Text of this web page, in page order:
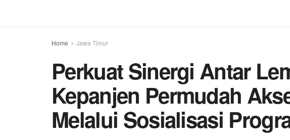
Home Jawa Timur
Perkuat Sinergi Antar
Kepanjen Permudah
Melalui Sosialisasi